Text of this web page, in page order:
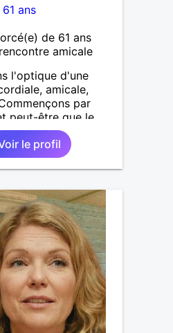
61 ans
de 61 ans
amicale
l'optique d'une
amicale,
par
peut-être que le
du reste.
le profil